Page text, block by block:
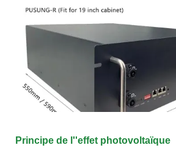
Principe de l''effet photovoltaïque